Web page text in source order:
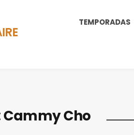
TEMPORADAS
Cammy Cho